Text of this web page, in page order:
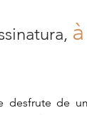
à
desfrute de